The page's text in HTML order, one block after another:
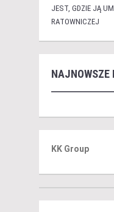
JEST, GDZIE JĄ
RATOWNICZEJ
NAJNOWSZE
KK Group